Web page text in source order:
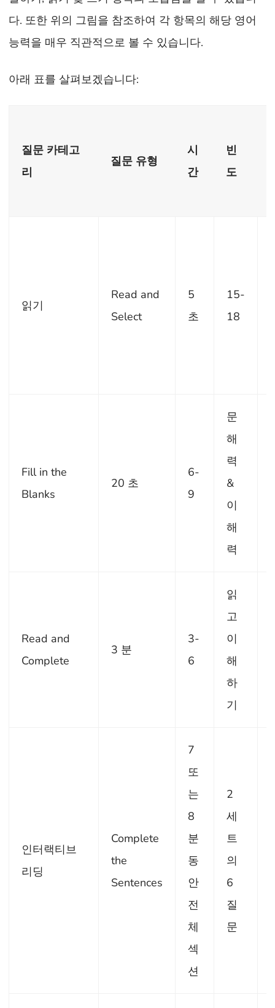
다. 또한 위의 그림을 참조하여 각 항목의 해당 영어
능력을 매우 직관적으로 볼 수 있습니다.
아래 표를 살펴보겠습니다:
질문 카테고
리
질문 유형
시
간
빈
도
읽기
Read and
Select
5
초
15-
18
Fill in the
Blanks
20 초
6-
9
문
해
력
&
이
해
력
Read and
Complete
3 분
3-
6
읽
고
이
해
하
기
인터랙티브
리딩
Complete
the
Sentences
7
또
는
8
분
동
안
전
체
섹
션
2
세
트
의
6
질
문